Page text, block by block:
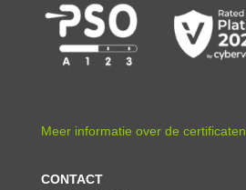
Meer informatie over de certificaten
CONTACT